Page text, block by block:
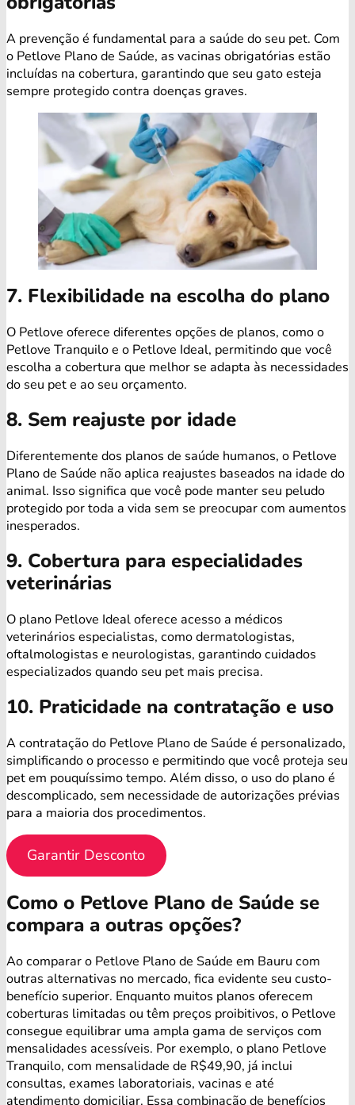
A prevenção é fundamental para a saúde do seu pet. Com
o Petlove Plano de Saúde, as vacinas obrigatórias estão
incluídas na cobertura, garantindo que seu gato esteja
sempre protegido contra doenças graves.
7. Flexibilidade na escolha do plano
O Petlove oferece diferentes opções de planos, como o
Petlove Tranquilo e o Petlove Ideal, permitindo que você
escolha a cobertura que melhor se adapta às necessidades
do seu pet e ao seu orçamento.
8. Sem reajuste por idade
Diferentemente dos planos de saúde humanos, o Petlove
Plano de Saúde não aplica reajustes baseados na idade do
animal. Isso significa que você pode manter seu peludo
protegido por toda a vida sem se preocupar com aumentos
inesperados.
9. Cobertura para especialidades
veterinárias
O plano Petlove Ideal oferece acesso a médicos
veterinários especialistas, como dermatologistas,
oftalmologistas e neurologistas, garantindo cuidados
especializados quando seu pet mais precisa.
10. Praticidade na contratação e uso
A contratação do Petlove Plano de Saúde é personalizado,
simplificando o processo e permitindo que você proteja seu
pet em pouquíssimo tempo. Além disso, o uso do plano é
descomplicado, sem necessidade de autorizações prévias
para a maioria dos procedimentos.
Garantir Desconto
Como o Petlove Plano de Saúde se
compara a outras opções?
Ao comparar o Petlove Plano de Saúde em Bauru com
outras alternativas no mercado, fica evidente seu custo-
benefício superior. Enquanto muitos planos oferecem
coberturas limitadas ou têm preços proibitivos, o Petlove
consegue equilibrar uma ampla gama de serviços com
mensalidades acessíveis. Por exemplo, o plano Petlove
Tranquilo, com mensalidade de R$49,90, já inclui
consultas, exames laboratoriais, vacinas e até
atendimento domiciliar. Essa combinação de benefícios